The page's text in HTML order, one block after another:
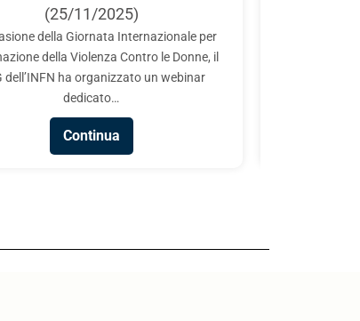
(25/11/2025)
della Giornata Internazionale per
della Violenza Contro le Donne, il
dell’INFN ha organizzato un webinar
dedicato…
Continua